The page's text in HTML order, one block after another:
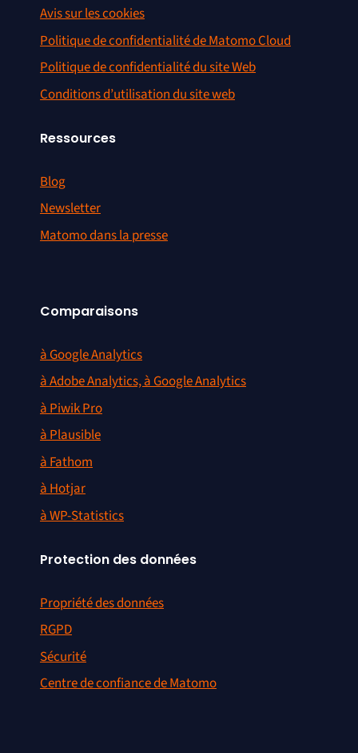
Avis sur les cookies
Politique de confidentialité de Matomo Cloud
Politique de confidentialité du site Web
Conditions d’utilisation du site web
Ressources
Blog
Newsletter
Matomo dans la presse
Comparaisons
à Google Analytics
à Adobe Analytics, à Google Analytics
à Piwik Pro
à Plausible
à Fathom
à Hotjar
à WP-Statistics
Protection des données
Propriété des données
RGPD
Sécurité
Centre de confiance de Matomo